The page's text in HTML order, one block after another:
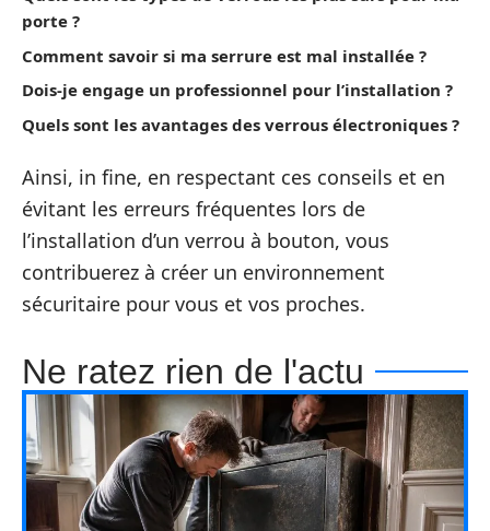
porte ?
Comment savoir si ma serrure est mal installée ?
Dois-je engage un professionnel pour l’installation ?
Quels sont les avantages des verrous électroniques ?
Ainsi, in fine, en respectant ces conseils et en
évitant les erreurs fréquentes lors de
l’installation d’un verrou à bouton, vous
contribuerez à créer un environnement
sécuritaire pour vous et vos proches.
Ne ratez rien de l'actu